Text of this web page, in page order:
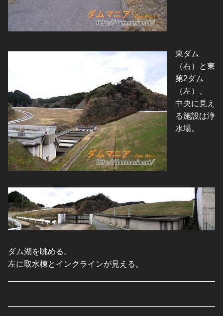
東ダム
（右）と東
第2ダム
（左）。
中央に見え
る施設は浄
水場。
ダム湖を眺める。
左に取水棟とインクラインが見える。